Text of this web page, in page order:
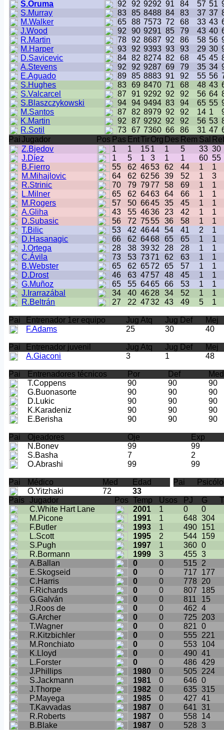
S.Oruma 92 92 9292 91 84 57 51
S.Murray
83 85 8488 84 83 37 37
M.Walker
65 88 7573 72 68 33 43
J.Wood
92 90 9291 85 79 43 40
R.Martin
78 92 8687 92 86 58 56
M.Harper
93 92 9393 93 93 29 30
D.Savicevic
84 82 8274 82 68 45 45
A.Stevens
92 92 9287 69 79 35 34
E.Aguado
89 85 8883 91 92 55 56
S.Hughes
83 69 8470 71 68 48 43
S.Valcarcel
87 91 9292 92 92 56 64
S.Blaszczykowski
94 94 9494 83 94 65 55
M.Santos
87 82 8979 92 92 14 1
K.Martin
92 87 9292 92 92 56 53
R.Sotil
73 67 7360 66 86 31 47
Pai Jugador Pos Pas EntTirOrg Des Rem Sal
Z.Bjedov
1 1 151 1 5 33 30
J.Díez
1 5 1 3 1 1 60 55
B.Fierro
55 62 4653 62 44 1
1
M.Mihajlovic
64 62 62 56 39 52 1
3
R.Strinic
70 79 7977 58 69 1
1
L.Milner
65 62 6463 64 66 1
1
M.Rogers
57 50 6645 35 45 1
1
A.Gliha
43 55 4636 23 42 1
1
D.Subasic
56 72 7555 36 58 1
1
T.Bilic
53 42 4644 54 41 2
1
D.Hasanagic
66 62 6468 65 65 1
1
J.Ortega
28 38 3932 28 28 1
1
C.Ávila
73 53 7371 62 63 1
1
B.Webster
65 62 6572 65 57 1
1
D.Drost
46 63 47 57 48 45 1
1
G.Muñoz
65 55 6465 66 53 1
1
J.Irarrazábal
34 40 4628 34 52 1
1
R.Beltrán
27 22 47 32 43 49 5 1
Pai Entrenador 1er equipo Jug Atq Jug Def
Mej
F.Adams
25 30 40
Pai Entrenador juvenil Jug Atq Jug Def
Mej
A.Giaconi
3 1 48
Pai Entrenadores técnicos Por Def
Med
T.Coppens
90 90
90
G.Buonasorte
90 90
90
D.Lukic
90 90
90
K.Karadeniz
90 90
90
E.Berisha
90 90 90
Pai Ojeadores Oje
Exp
N.Bonev
99
99
S.Basha
7
2
O.Abrashi
99 99
Pai Médico Med Edad Pai
O.Yitzhaki
72
33
País
Jugador Pos Temp Usos PJ G
C.White Hart Lane
2001 1 0
0
M.Picone
1991 1 648 304
F.Butler
1993 1 490 151
L.Scott
1995 2 544 159
S.Pugh
1997 1 360 0
R.Bormann
1999 3 455 3
A.Ballan
0 0 515 2
E.Skogseid
0 0 717
177
C.Harris
0 0 778 20
F.Richards
0 0 807
185
G.Galván
0 0 811
15
J.Roos de
0 0 462
4
G.Archer
0 0 725 203
T.Wagner
0 0 821
0
R.Kitzbichler
0 0 555 221
M.Ronchiato
0 0 553 104
K.Lloyd
0 0 490 41
L.Forster
0 0 486 429
J.Phillips
1980 0 505 224
S.Jackmann
1981 0 646 0
J.Thorpe
1982 0 635 315
P.Mayega
1985 0 427
41
T.Kavvadas
1987 0 641
31
R.Roberts
1987 0 558 14
B.Blake
1987 0 528 3